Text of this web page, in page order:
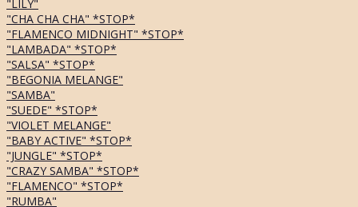
"LILY"
"CHA CHA CHA" *STOP*
"FLAMENCO MIDNIGHT" *STOP*
"LAMBADA" *STOP*
"SALSA" *STOP*
"BEGONIA MELANGE"
"SAMBA"
"SUEDE" *STOP*
"VIOLET MELANGE"
"BABY ACTIVE" *STOP*
"JUNGLE" *STOP*
"CRAZY SAMBA" *STOP*
"FLAMENCO" *STOP*
"RUMBA"